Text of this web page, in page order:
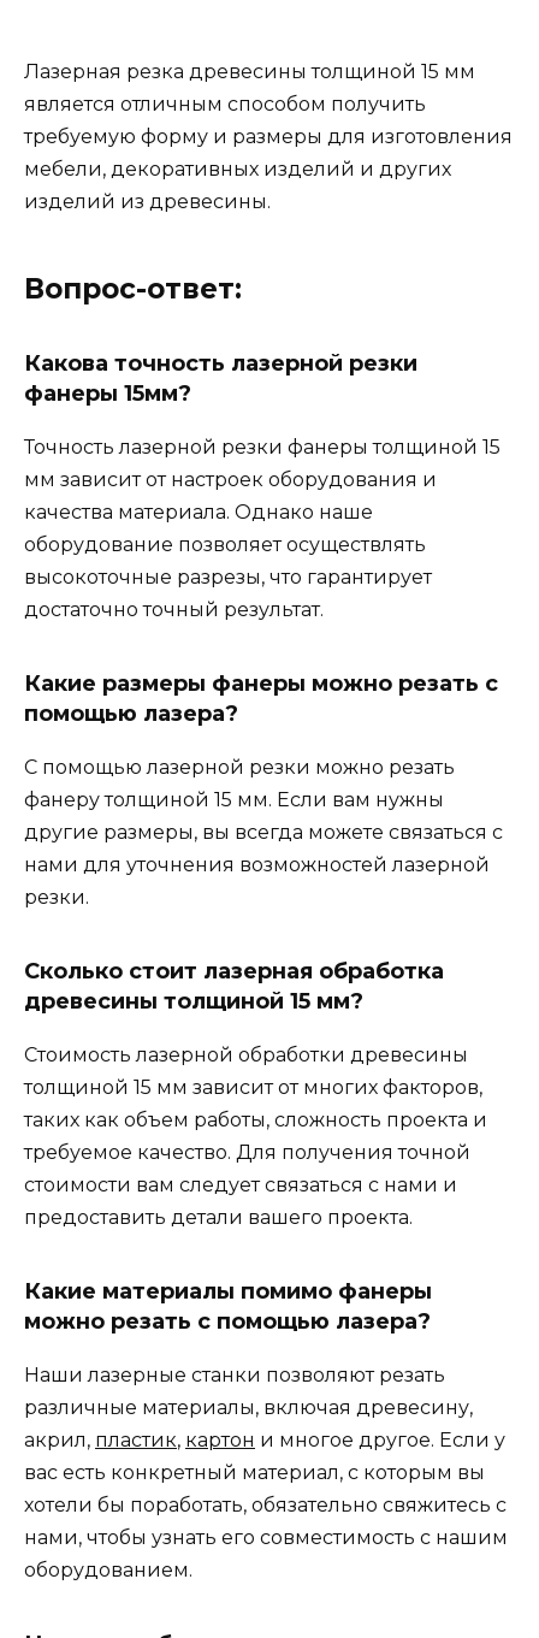
Лазерная резка древесины толщиной 15 мм
является отличным способом получить
требуемую форму и размеры для изготовления
мебели, декоративных изделий и других
изделий из древесины.
Вопрос-ответ:
Какова точность лазерной резки
фанеры 15мм?
Точность лазерной резки фанеры толщиной 15
мм зависит от настроек оборудования и
качества материала. Однако наше
оборудование позволяет осуществлять
высокоточные разрезы, что гарантирует
достаточно точный результат.
Какие размеры фанеры можно резать с
помощью лазера?
С помощью лазерной резки можно резать
фанеру толщиной 15 мм. Если вам нужны
другие размеры, вы всегда можете связаться с
нами для уточнения возможностей лазерной
резки.
Сколько стоит лазерная обработка
древесины толщиной 15 мм?
Стоимость лазерной обработки древесины
толщиной 15 мм зависит от многих факторов,
таких как объем работы, сложность проекта и
требуемое качество. Для получения точной
стоимости вам следует связаться с нами и
предоставить детали вашего проекта.
Какие материалы помимо фанеры
можно резать с помощью лазера?
Наши лазерные станки позволяют резать
различные материалы, включая древесину,
акрил, пластик, картон и многое другое. Если у
вас есть конкретный материал, с которым вы
хотели бы поработать, обязательно свяжитесь с
нами, чтобы узнать его совместимость с нашим
оборудованием.